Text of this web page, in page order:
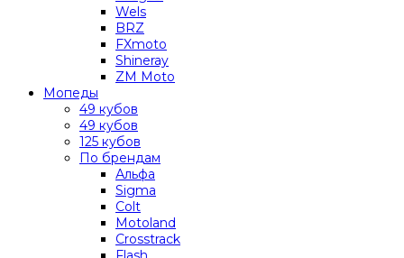
Wels
BRZ
FXmoto
Shineray
ZM Moto
Мопеды
49 кубов
49 кубов
125 кубов
По брендам
Альфа
Sigma
Colt
Motoland
Crosstrack